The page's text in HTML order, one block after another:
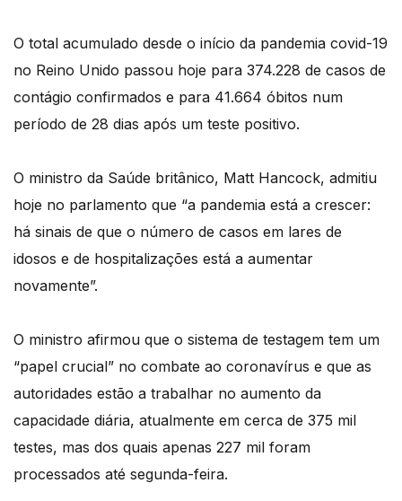
O total acumulado desde o início da pandemia covid-19
no Reino Unido passou hoje para 374.228 de casos de
contágio confirmados e para 41.664 óbitos num
período de 28 dias após um teste positivo.
O ministro da Saúde britânico, Matt Hancock, admitiu
hoje no parlamento que “a pandemia está a crescer:
há sinais de que o número de casos em lares de
idosos e de hospitalizações está a aumentar
novamente”.
O ministro afirmou que o sistema de testagem tem um
“papel crucial” no combate ao coronavírus e que as
autoridades estão a trabalhar no aumento da
capacidade diária, atualmente em cerca de 375 mil
testes, mas dos quais apenas 227 mil foram
processados até segunda-feira.